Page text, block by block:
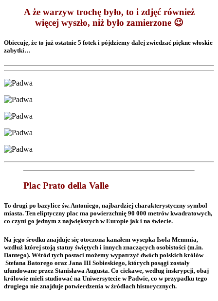
A że warzyw trochę było, to i zdjęć również
więcej wyszło, niż było zamierzone 😉
Obiecuję, że to już ostatnie 5 fotek i pójdziemy dalej zwiedzać piękne włoskie
zabytki…
Plac Prato della Valle
To drugi po bazylice św. Antoniego, najbardziej charakterystyczny symbol
miasta. Ten eliptyczny plac ma powierzchnię 90 000 metrów kwadratowych,
co czyni go jednym z największych w Europie jak i na świecie.
Na jego środku znajduje się otoczona kanałem wysepka Isola Memmia,
wzdłuż której stoją statuy świętych i innych znaczących osobistości (m.in.
Dantego). Wśród tych postaci możemy wypatrzyć dwóch polskich królów –
Stefana Batorego oraz Jana III Sobieskiego, których posągi zostały
ufundowane przez Stanisława Augusta. Co ciekawe, według inskrypcji, obaj
królowie mieli studiować na Uniwersytecie w Padwie, co w przypadku tego
drugiego nie znajduje potwierdzenia w źródłach historycznych.